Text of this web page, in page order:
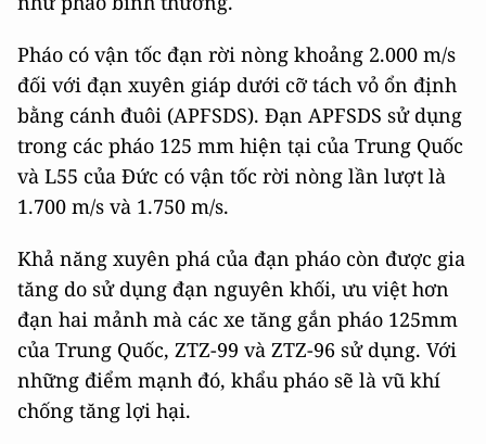
Pháo có vận tốc đạn rời nòng khoảng 2.000 m/s
đối với đạn xuyên giáp dưới cỡ tách vỏ ổn định
bằng cánh đuôi (APFSDS). Đạn APFSDS sử dụng
trong các pháo 125 mm hiện tại của Trung Quốc
và L55 của Đức có vận tốc rời nòng lần lượt là
1.700 m/s và 1.750 m/s.
Khả năng xuyên phá của đạn pháo còn được gia
tăng do sử dụng đạn nguyên khối, ưu việt hơn
đạn hai mảnh mà các xe tăng gắn pháo 125mm
của Trung Quốc, ZTZ-99 và ZTZ-96 sử dụng. Với
những điểm mạnh đó, khẩu pháo sẽ là vũ khí
chống tăng lợi hại.